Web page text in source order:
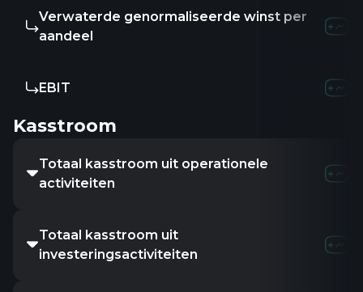
Verwaterde genormaliseerde winst per
aandeel
EBIT
Kasstroom
Totaal kasstroom uit operationele
activiteiten
Totaal kasstroom uit
investeringsactiviteiten